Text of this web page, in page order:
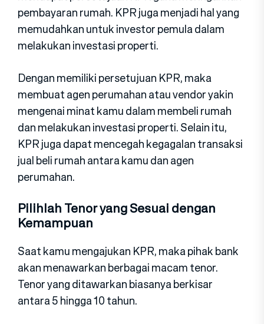
pembayaran rumah. KPR juga menjadi hal yang
memudahkan untuk investor pemula dalam
melakukan investasi properti.
Dengan memiliki persetujuan KPR, maka
membuat agen perumahan atau vendor yakin
mengenai minat kamu dalam membeli rumah
dan melakukan investasi properti. Selain itu,
KPR juga dapat mencegah kegagalan transaksi
jual beli rumah antara kamu dan agen
perumahan.
Pilihlah Tenor yang Sesuai dengan
Kemampuan
Saat kamu mengajukan KPR, maka pihak bank
akan menawarkan berbagai macam tenor.
Tenor yang ditawarkan biasanya berkisar
antara 5 hingga 10 tahun.